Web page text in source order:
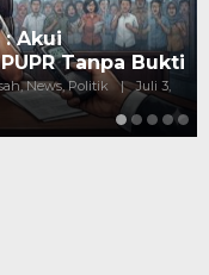
Kepala Dinas
Melejit Mi…
Jawa Barat, Keluh Kesah,